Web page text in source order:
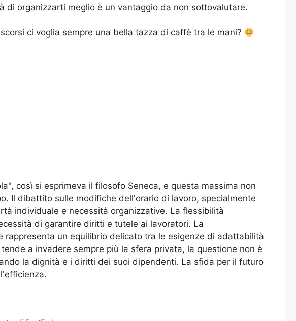
organizzarti meglio è un vantaggio da non sottovalutare.
ci voglia sempre una bella tazza di caffè tra le mani?
così si esprimeva il filosofo Seneca, e questa massima non
Il dibattito sulle modifiche dell'orario di lavoro, specialmente
individuale e necessità organizzative. La flessibilità
di garantire diritti e tutele ai lavoratori. La
un equilibrio delicato tra le esigenze di adattabilità
a invadere sempre più la sfera privata, la questione non è
la dignità e i diritti dei suoi dipendenti. La sfida per il futuro